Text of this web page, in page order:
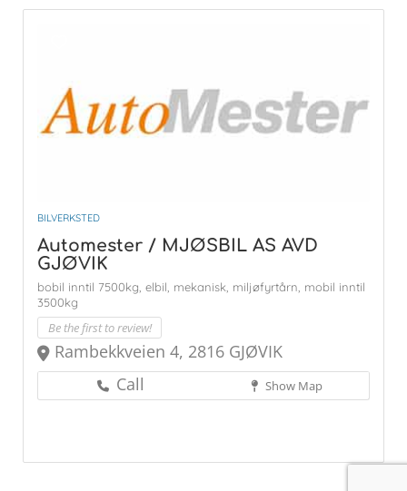
BILVERKSTED
Automester / MJØSBIL AS AVD
GJØVIK
bobil inntil 7500kg, elbil, mekanisk, miljøfyrtårn, mobil inntil
3500kg
Be the first to review!
Rambekkveien 4, 2816 GJØVIK
Call
Show Map